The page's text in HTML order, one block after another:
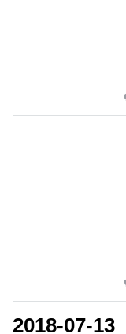
2018-07-13